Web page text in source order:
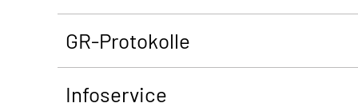
GR-Protokolle
Infoservice